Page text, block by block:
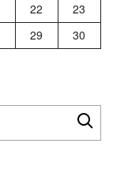
22
23
29
30